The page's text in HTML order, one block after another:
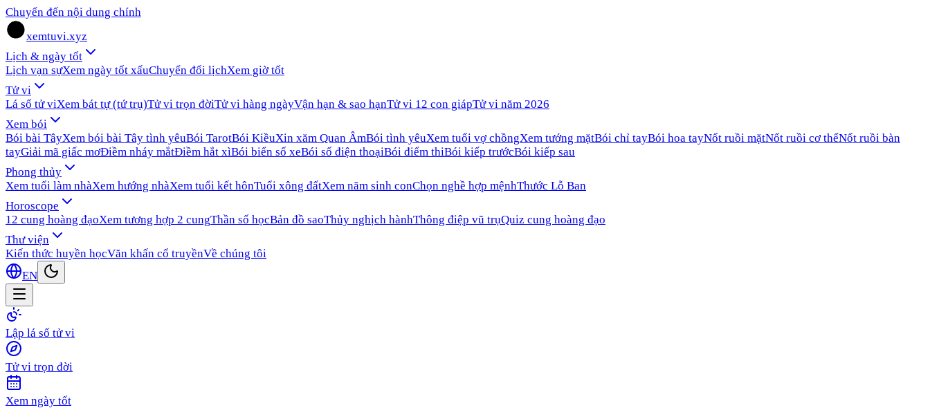
Chuyển đến nội dung chính
xemtuvi.xyz
Lịch & ngày tốt
Lịch vạn sựXem ngày tốt xấuChuyển đổi lịchXem giờ tốt
Tử vi
Lá số tử viXem bát tự (tứ trụ)Tử vi trọn đờiTử vi hàng ngàyVận hạn & sao hạnTử vi 12 con giápTử vi năm 2026
Xem bói
Bói bài TâyXem bói bài Tây tình yêuBói TarotBói KiềuXin xăm Quan ÂmBói tình yêuXem tuổi vợ chồngXem tướng mặtBói chỉ tayBói hoa tayNốt ruồi mặtNốt ruồi cơ thểNốt ruồi bàn
tayGiải mã giấc mơĐiềm nháy mắtĐiềm hắt xìBói biển số xeBói số điện thoạiBói điểm thiBói kiếp trướcBói kiếp sau
Phong thủy
Xem tuổi làm nhàXem hướng nhàXem tuổi kết hônTuổi xông đấtXem năm sinh conChọn nghề hợp mệnhThước Lỗ Ban
Horoscope
12 cung hoàng đạoXem tương hợp 2 cungThần số họcBản đồ saoThủy nghịch hànhThông điệp vũ trụQuiz cung hoàng đạo
Thư viện
Kiến thức huyền họcVăn khấn cổ truyềnVề chúng tôi
EN
Lập lá số tử vi
Tử vi trọn đời
Xem ngày tốt